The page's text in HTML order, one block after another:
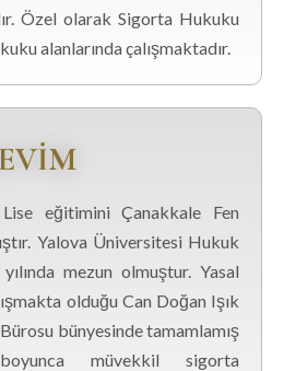
Özel olarak Sigorta Hukuku
alanlarında çalışmaktadır.
eğitimini Çanakkale Fen
Yalova Üniversitesi Hukuk
mezun olmuştur. Yasal
olduğu Can Doğan Işık
bünyesinde tamamlamış
müvekkil sigorta